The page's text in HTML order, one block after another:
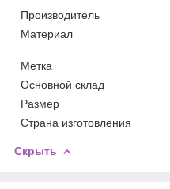
Производитель
Материал
Метка
Основной склад
Размер
Страна изготовления
Скрыть